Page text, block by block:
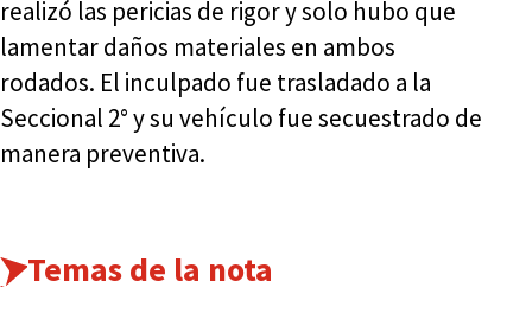
realizó las pericias de rigor y solo hubo que
lamentar daños materiales en ambos
rodados. El inculpado fue trasladado a la
Seccional 2° y su vehículo fue secuestrado de
manera preventiva.
Temas de la nota